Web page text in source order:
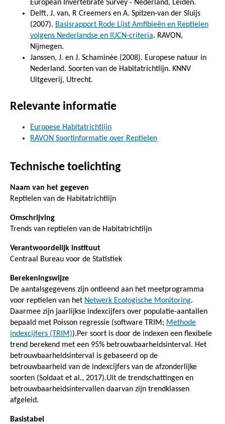
European Invertebrate Survey - Nederland, Leiden.
Delft, J. van, R Creemers en A. Spitzen-van der Sluijs
(2007). Basisrapport Rode Lijst Amfibieën en Reptielen
volgens Nederlandse en IUCN-criteria. RAVON,
Nijmegen.
Janssen, J. en J. Schaminée (2008). Europese natuur in
Nederland. Soorten van de Habitatrichtlijn. KNNV
Uitgeverij, Utrecht.
Relevante informatie
Europese Habitatrichtlijn
RAVON Soortinformatie over Reptielen
Technische toelichting
Naam van het gegeven
Reptielen van de Habitatrichtlijn
Omschrijving
Trends van reptielen van de Habitatrichtlijn
Verantwoordelijk instituut
Centraal Bureau voor de Statistiek
Berekeningswijze
De aantalsgegevens zijn ontleend aan het meetprogramma
voor reptielen van het Netwerk Ecologische Monitoring.
Daarmee zijn jaarlijkse indexcijfers over populatie-aantallen
bepaald met Poisson regressie (software TRIM; Methode
indexcijfers (TRIM)).Per soort is door de indexen een flexibele
trend berekend met een 95% betrouwbaarheidsinterval. Het
betrouwbaarheidsinterval is gebaseerd op de
betrouwbaarheid van de indexcijfers van de afzonderlijke
soorten (Soldaat et al., 2017).Uit de trendschattingen en
betrouwbaarheidsintervallen daarvan zijn trendklassen
afgeleid.
Basistabel